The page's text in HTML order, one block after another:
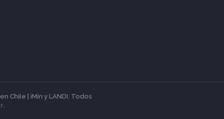
Chile | iMin y LANDI. Todos
.